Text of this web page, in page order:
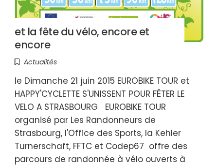
et la fête du vélo, encore et
encore
Actualités
le Dimanche 21 juin 2015 EUROBIKE TOUR et
HAPPY'CYCLETTE S'UNISSENT POUR FÊTER LE
VELO A STRASBOURG EUROBIKE TOUR
organisé par Les Randonneurs de
Strasbourg, l'Office des Sports, la Kehler
Turnerschaft, FFTC et Codep67 offre des
parcours de randonnée à vélo ouverts à